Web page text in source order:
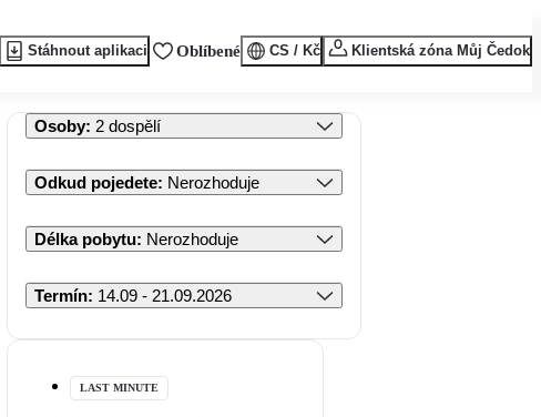
Stáhnout aplikaci Oblíbené CS / Kč Klientská zóna Můj Čedok
Osoby: 2 dospělí
Odkud pojedete: Nerozhoduje
Délka pobytu: Nerozhoduje
Termín: 14.09 - 21.09.2026
LAST MINUTE